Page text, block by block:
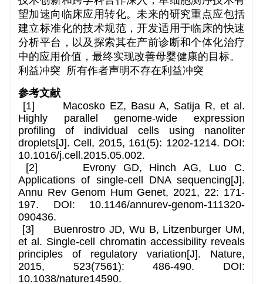
望加速向临床应用转化。未来的研究重点应包括
建立标准化的技术规范，开发适用于临床的快速
分析平台，以及探索其在产前诊断和个体化治疗
中的应用价值，最终实现改善母婴健康的目标。
利益冲突 所有作者声明不存在利益冲突
参考文献
[1] Macosko EZ, Basu A, Satija R, et al.
Highly parallel genome-wide expression
profiling of individual cells using nanoliter
droplets[J]. Cell, 2015, 161(5): 1202-1214. DOI:
10.1016/j.cell.2015.05.002.
[2] Evrony GD, Hinch AG, Luo C.
Applications of single-cell DNA sequencing[J].
Annu Rev Genom Hum Genet, 2021, 22: 171-
197. DOI: 10.1146/annurev-genom-111320-
090436.
[3] Buenrostro JD, Wu B, Litzenburger UM,
et al. Single-cell chromatin accessibility reveals
principles of regulatory variation[J]. Nature,
2015, 523(7561): 486-490. DOI:
10.1038/nature14590.